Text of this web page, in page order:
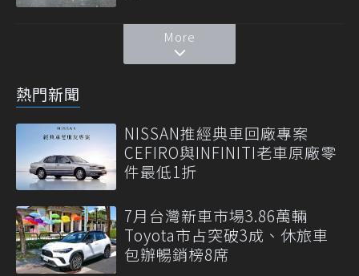
More
熱門新聞
NISSAN推經典車回廠專案
CEFIRO與INFINITI老車原廠零
件最低1折
7月台灣新車市場3.86萬輛
Toyota市占突破3成、休旅車
包辦暢銷榜8席